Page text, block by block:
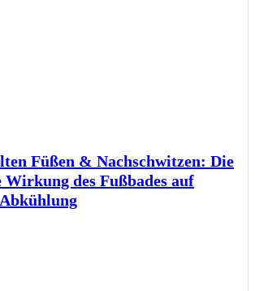
Füßen & Nachschwitzen: Die
Wirkung des Fußbades auf